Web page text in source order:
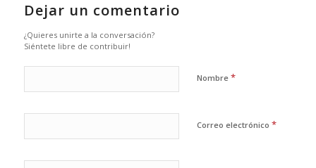
Dejar un comentario
¿Quieres unirte a la conversación?
Siéntete libre de contribuir!
Nombre *
Correo electrónico *